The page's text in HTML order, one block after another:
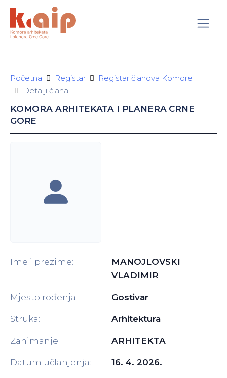
Početna Registar
Registar članova Komore
Detalji člana
KOMORA ARHITEKATA I PLANERA CRNE
GORE
Ime i prezime:
MANOJLOVSKI
VLADIMIR
Mjesto rođenja: Gostivar
Struka: Arhitektura
Zanimanje: ARHITEKTA
Datum učlanjenja: 16. 4. 2026.